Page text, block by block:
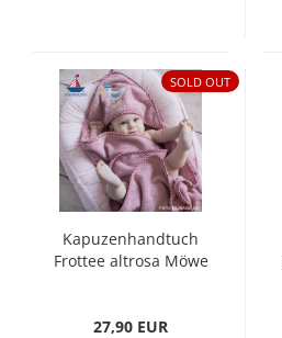
SOLD OUT
Kapuzenhandtuch
Frottee altrosa Möwe
27,90 EUR